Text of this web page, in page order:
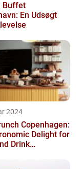
Buffet
En Udsøgt
2024
Copenhagen:
Delight for
Drink